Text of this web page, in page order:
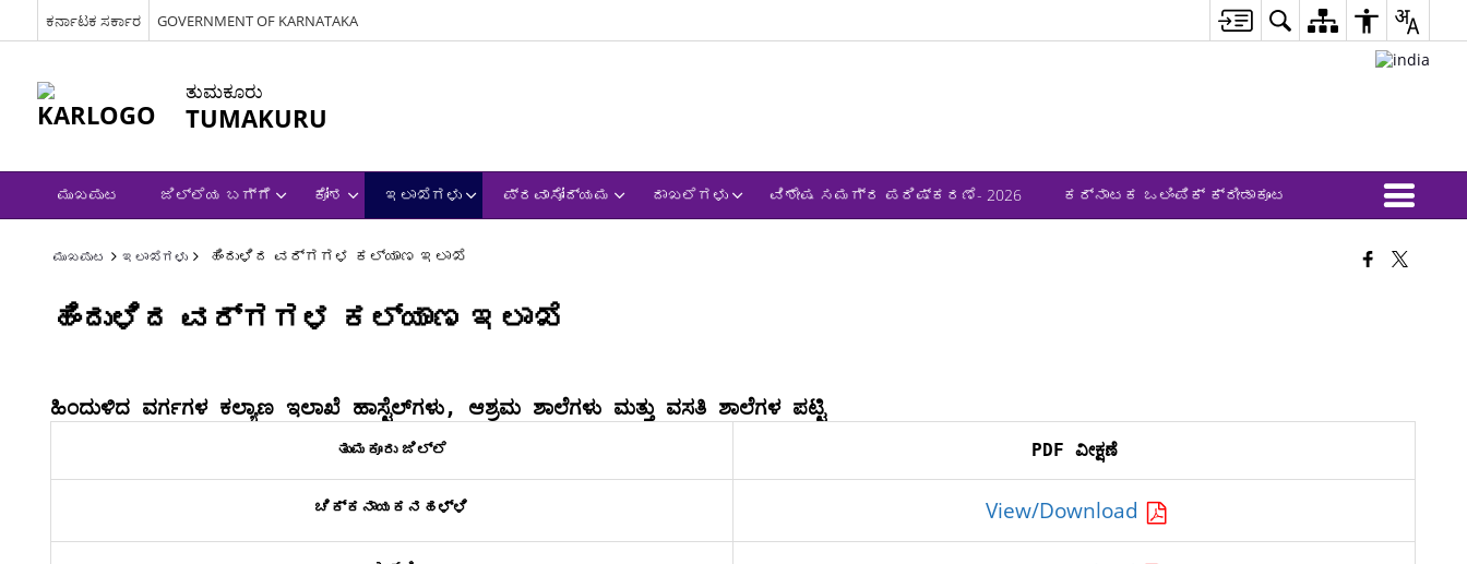
ಕರ್ನಾಟಕ ಸರ್ಕಾರ GOVERNMENT OF KARNATAKA
ತುಮಕೂರು
TUMAKURU
ಮುಖಪುಟ ಜಿಲ್ಲೆಯ ಬಗ್ಗೆ ಕೋಶ ಇಲಾಖೆಗಳು ಪ್ರವಾಸೋದ್ಯಮ ದಾಖಲೆಗಳು ವಿಶೇಷ ಸಮಗ್ರ ಪರಿಷ್ಕರಣೆ- 2026 ಕರ್ನಾಟಕ ಒಲಿಂಪಿಕ್ ಕ್ರೀಡಾಕೂಟ
ಮುಖಪುಟ ಇಲಾಖೆಗಳು ಹಿಂದುಳಿದ ವರ್ಗಗಳ ಕಲ್ಯಾಣ ಇಲಾಖೆ
ಹಿಂದುಳಿದ ವರ್ಗಗಳ ಕಲ್ಯಾಣ ಇಲಾಖೆ
ಹಿಂದುಳಿದ ವರ್ಗಗಳ ಕಲ್ಯಾಣ ಇಲಾಖೆ ಹಾಸ್ಟೆಲ್‌ಗಳು, ಆಶ್ರಮ ಶಾಲೆಗಳು ಮತ್ತು ವಸತಿ ಶಾಲೆಗಳ ಪಟ್ಟಿ
ತುಮಕೂರು ಜಿಲ್ಲೆ PDF ವೀಕ್ಷಣೆ
ಚಿಕ್ಕನಾಯಕನಹಳ್ಳಿ View/Download